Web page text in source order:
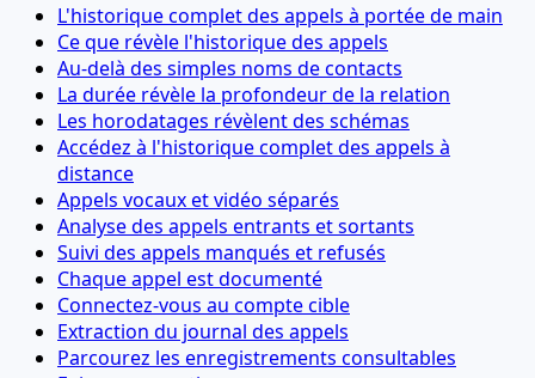
L'historique complet des appels à portée de main
Ce que révèle l'historique des appels
Au-delà des simples noms de contacts
La durée révèle la profondeur de la relation
Les horodatages révèlent des schémas
Accédez à l'historique complet des appels à
distance
Appels vocaux et vidéo séparés
Analyse des appels entrants et sortants
Suivi des appels manqués et refusés
Chaque appel est documenté
Connectez-vous au compte cible
Extraction du journal des appels
Parcourez les enregistrements consultables